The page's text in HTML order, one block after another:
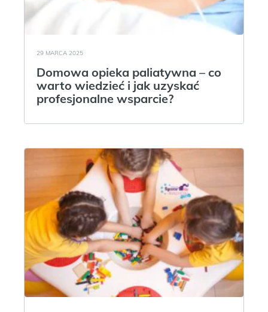
29 MARCA 2025
Domowa opieka paliatywna – co
warto wiedzieć i jak uzyskać
profesjonalne wsparcie?